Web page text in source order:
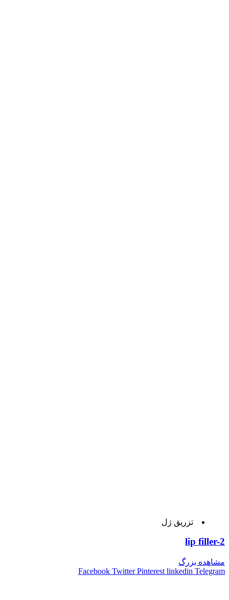
تزریق ژل
lip filler-2
مشاهده بزرگ
Facebook Twitter Pinterest linkedin Telegram